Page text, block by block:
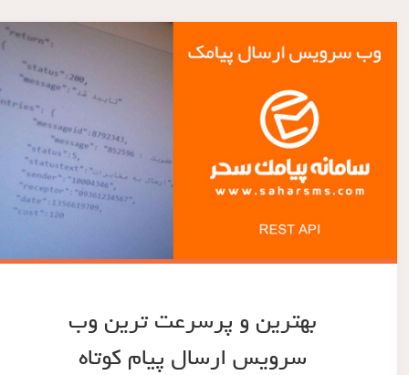
بهترین و پرسرعت ترین وب
سرویس ارسال پیام کوتاه